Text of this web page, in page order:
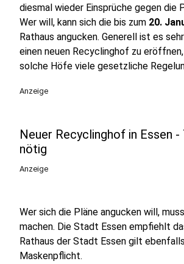
diesmal wieder Einsprüche gegen die
Wer will, kann sich die bis zum 20.
Rathaus angucken. Generell ist es
einen neuen Recyclinghof zu
solche Höfe viele gesetzliche
Anzeige
Neuer Recyclinghof in Essen
nötig
Anzeige
Wer sich die Pläne angucken will,
machen. Die Stadt Essen empfiehlt
Rathaus der Stadt Essen gilt
Maskenpflicht.